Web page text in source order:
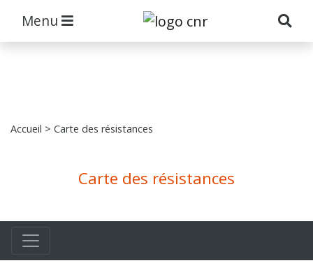
Menu
Accueil > Carte des résistances
Carte des résistances